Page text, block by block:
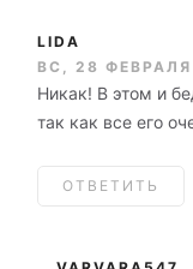
LIDA
ВС, 28 ФЕВРАЛЯ
Никак! В этом и
так как все его
ОТВЕТИТЬ